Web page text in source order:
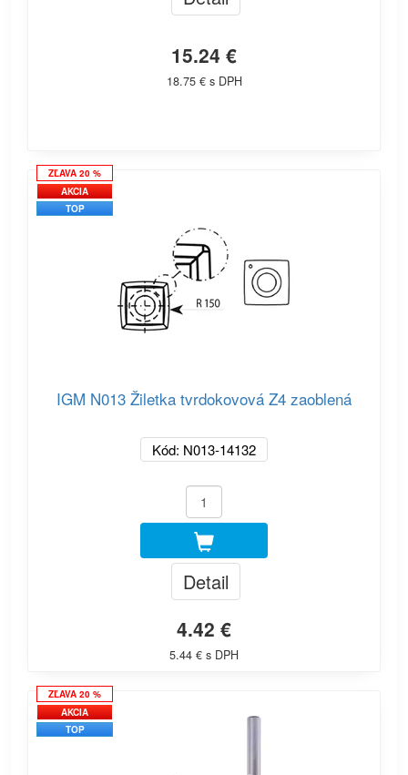
15.24 €
18.75 € s DPH
ZĽAVA 20 %
AKCIA
TOP
IGM N013 Žiletka tvrdokovová Z4 zaoblená
Kód: N013-14132
Detail
4.42 €
5.44 € s DPH
ZĽAVA 20 %
AKCIA
TOP